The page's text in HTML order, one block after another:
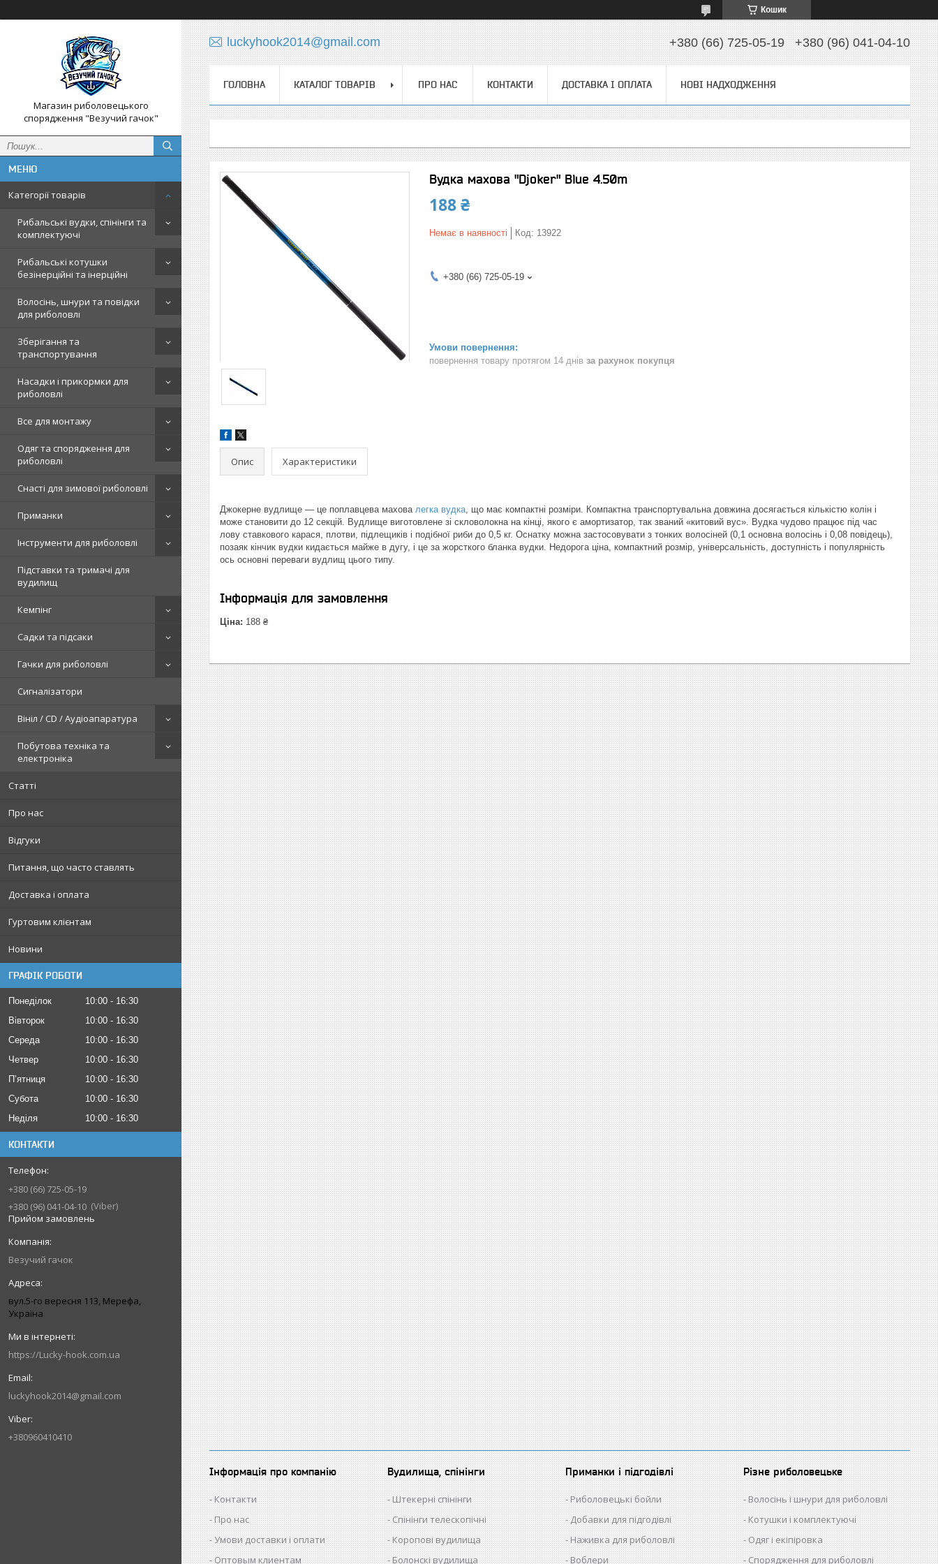
Кошик
Магазин риболовецького
спорядження "Везучий гачок"
Категорії товарів
Рибальські вудки, спінінги та
комплектуючі
Рибальські котушки
безінерційні та інерційні
Волосінь, шнури та повідки
для риболовлі
Зберігання та
транспортування
Насадки і прикормки для
риболовлі
Все для монтажу
Одяг та спорядження для
риболовлі
Снасті для зимової риболовлі
Приманки
Інструменти для риболовлі
Підставки та тримачі для
вудилищ
Кемпінг
Садки та підсаки
Гачки для риболовлі
Сигналізатори
Вініл / CD / Аудіоапаратура
Побутова техніка та
електроніка
Статті
Про нас
Відгуки
Питання, що часто ставлять
Доставка і оплата
Гуртовим клієнтам
Новини
ГРАФІК РОБОТИ
Понеділок 10:00
16:30
Вівторок
10:00
16:30
Середа
10:00
16:30
Четвер
10:00
16:30
Пʼятниця
10:00
16:30
Субота
10:00
16:30
Неділя
10:00 16:30
КОНТАКТИ
+380 (66) 725-05-19
+380 (96) 041-04-10 Viber
Прийом замовлень
Везучий гачок
вул.5-го вересня 113, Мерефа,
Україна
https://Lucky-hook.com.ua
luckyhook2014@gmail.com
+380960410410
luckyhook2014@gmail.com +380 (66) 725-05-19 +380 (96) 041-04-10
ГОЛОВНА КАТАЛОГ ТОВАРІВ ПРО НАС КОНТАКТИ ДОСТАВКА І ОПЛАТА НОВІ НАДХОДЖЕННЯ
Вудка махова "Djoker" Blue 4.50m
188 ₴
Немає в наявності Код: 13922
+380 (66) 725-05-19
повернення товару протягом 14 днів за рахунок покупця
Опис Характеристики
Джокерне вудлище — це поплавцева махова легка вудка, що має компактні розміри. Компактна транспортувальна довжина досягається кількістю колін і
може становити до 12 секцій. Вудлище виготовлене зі скловолокна на кінці, якого є амортизатор, так званий «китовий вус». Вудка чудово працює під час
лову ставкового карася, плотви, підлещиків і подібної риби до 0,5 кг. Оснатку можна застосовувати з тонких волосіней (0,1 основна волосінь і 0,08 повідець),
позаяк кінчик вудки кидається майже в дугу, і це за жорсткого бланка вудки. Недорога ціна, компактний розмір, універсальність, доступність і популярність
ось основні переваги вудлищ цього типу.
Інформація для замовлення
Ціна: 188 ₴
Інформація про компанію
Контакти
Про нас
Умови доставки і оплати
Оптовым клиентам
Вудилища, спінінги
Штекерні спінінги
Спінінги телескопічні
Коропові вудилища
Болонскі вудилища
Приманки і підгодівлі
Риболовецькі бойли
Добавки для підгодівлі
Наживка для риболовлі
Воблери
Різне риболовецьке
Волосінь і шнури для риболовлі
Котушки і комплектуючі
Одяг і екіпіровка
Спорядження для риболовлі